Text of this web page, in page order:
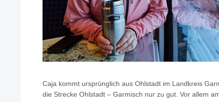
Caja kommt ursprünglich aus Ohlstadt im Landkreis
die Strecke Ohlstadt – Garmisch nur zu gut. Vor allem